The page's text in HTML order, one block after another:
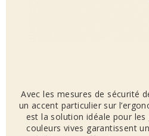
Avec les mesures de sécurité
un accent particulier sur
est la solution idéale pour les
couleurs vives garantissent